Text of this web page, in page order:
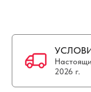
2026 г.